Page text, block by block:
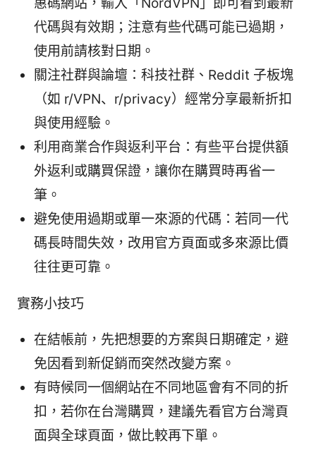
代碼與有效期；注意有些代碼可能已過期，
使用前請核對日期。
關注社群與論壇：科技社群、Reddit 子板塊
（如 r/VPN、r/privacy）經常分享最新折扣
與使用經驗。
利用商業合作與返利平台：有些平台提供額
外返利或購買保證，讓你在購買時再省一
筆。
避免使用過期或單一來源的代碼：若同一代
碼長時間失效，改用官方頁面或多來源比價
往往更可靠。
實務小技巧
在結帳前，先把想要的方案與日期確定，避
免因看到新促銷而突然改變方案。
有時候同一個網站在不同地區會有不同的折
扣，若你在台灣購買，建議先看官方台灣頁
面與全球頁面，做比較再下單。